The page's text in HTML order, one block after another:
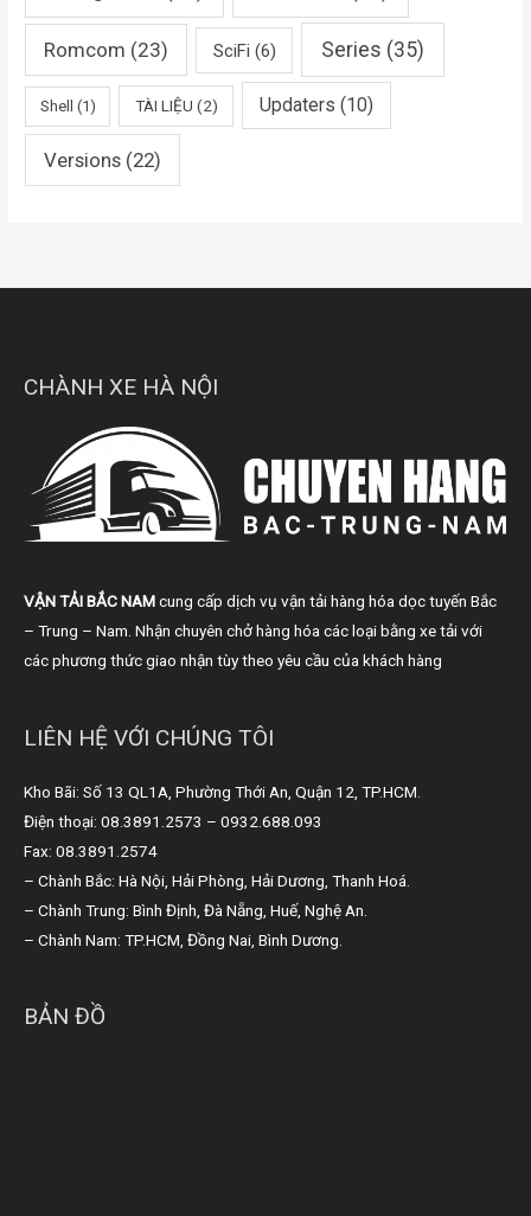
Romcom (23) SciFi (6) Series (35)
Shell (1) TÀI LIỆU (2) Updaters (10)
Versions (22)
CHÀNH XE HÀ NỘI
VẬN TẢI BẮC NAMcung cấp dịch vụ vận tải hàng hóa dọc tuyến Bắc
– Trung – Nam. Nhận chuyên chở hàng hóa các loại bằng xe tải với
các phương thức giao nhận tùy theo yêu cầu của khách hàng
LIÊN HỆ VỚI CHÚNG TÔI
Kho Bãi: Số 13 QL1A, Phường Thới An, Quận 12, TP.HCM.
Điện thoại: 08.3891.2573 – 0932.688.093
Fax: 08.3891.2574
– Chành Bắc: Hà Nội, Hải Phòng, Hải Dương, Thanh Hoá.
– Chành Trung: Bình Định, Đà Nẵng, Huế, Nghệ An.
– Chành Nam: TP.HCM, Đồng Nai, Bình Dương.
BẢN ĐỒ